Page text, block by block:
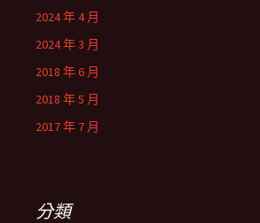
2024 年 4 月
2024 年 3 月
2018 年 6 月
2018 年 5 月
2017 年 7 月
分類